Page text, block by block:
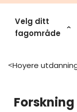
Velg ditt
fagområde
>
Forskning